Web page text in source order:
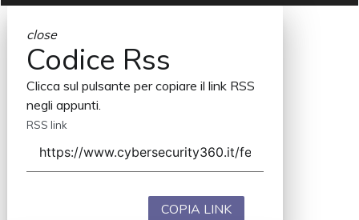
close
Codice Rss
Clicca sul pulsante per copiare il link RSS
negli appunti.
RSS link
COPIA LINK